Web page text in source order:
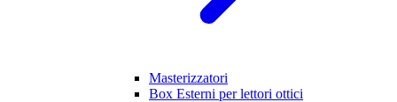
Masterizzatori
Box Esterni per lettori ottici